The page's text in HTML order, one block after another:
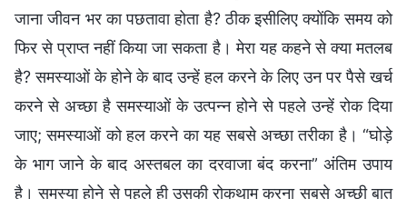
जाना जीवन भर का पछतावा होता है? ठीक इसीलिए क्योंकि समय को
फिर से प्राप्त नहीं किया जा सकता है। मेरा यह कहने से क्या मतलब
है? समस्याओं के होने के बाद उन्हें ह‍ल करने के लिए उन पर पैसे खर्च
करने से अच्छा है समस्याओं के उत्पन्न होने से पहले उन्हें रोक दिया
जाए; समस्याओं को हल करने का यह सबसे अच्छा तरीका है। “घोड़े
के भाग जाने के बाद अस्तबल का दरवाजा बंद करना” अंतिम उपाय
है। समस्या होने से पहले ही उसकी रोकथाम करना सबसे अच्‍छी बात